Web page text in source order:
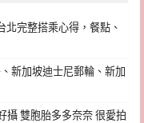
北完整搭乘心得，餐點、
新加坡迪士尼郵輪、新加
攝 雙胞胎多多奈奈 很愛拍